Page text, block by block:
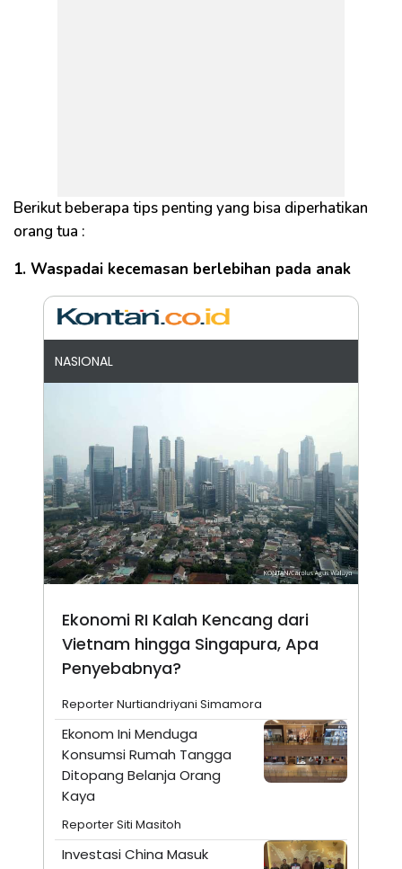
Berikut beberapa tips penting yang bisa diperhatikan
orang tua :
1. Waspadai kecemasan berlebihan pada anak
NASIONAL
Ekonomi RI Kalah Kencang dari
Vietnam hingga Singapura, Apa
Penyebabnya?
Reporter Nurtiandriyani Simamora
Ekonom Ini Menduga
Konsumsi Rumah Tangga
Ditopang Belanja Orang
Kaya
Reporter Siti Masitoh
Investasi China Masuk